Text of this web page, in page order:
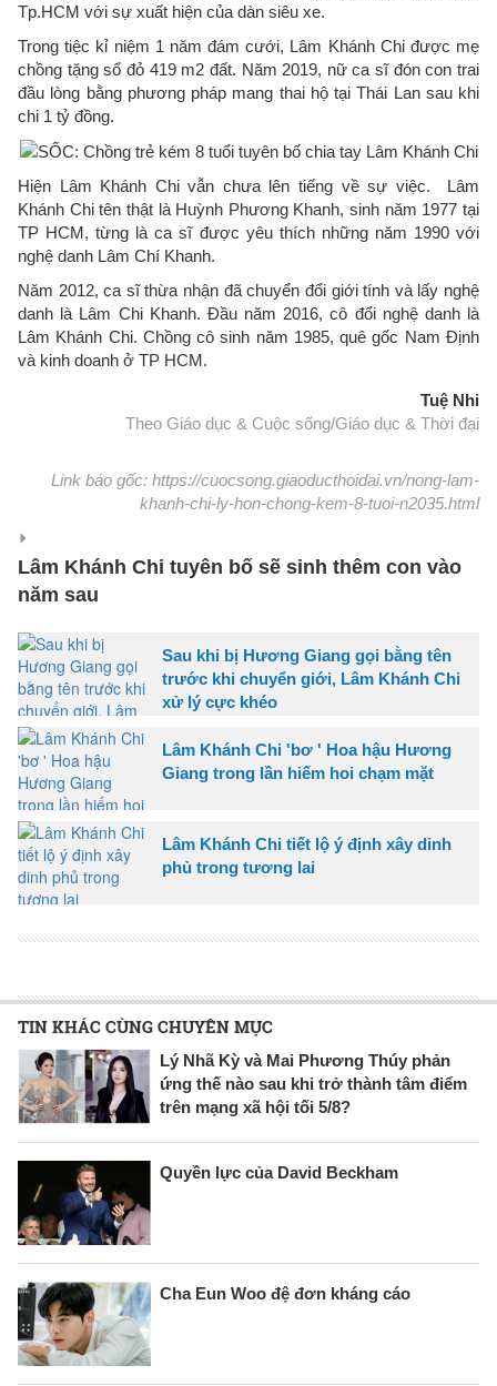
Tp.HCM với sự xuất hiện của dàn siêu xe.
Trong tiệc kỉ niệm 1 năm đám cưới, Lâm Khánh Chi được mẹ
chồng tặng sổ đỏ 419 m2 đất. Năm 2019, nữ ca sĩ đón con trai
đầu lòng bằng phương pháp mang thai hộ tại Thái Lan sau khi
chi 1 tỷ đồng.
Hiện Lâm Khánh Chi vẫn chưa lên tiếng về sự việc. Lâm
Khánh Chi tên thật là Huỳnh Phương Khanh, sinh năm 1977 tại
TP HCM, từng là ca sĩ được yêu thích những năm 1990 với
nghệ danh Lâm Chí Khanh.
Năm 2012, ca sĩ thừa nhận đã chuyển đổi giới tính và lấy nghệ
danh là Lâm Chi Khanh. Đầu năm 2016, cô đổi nghệ danh là
Lâm Khánh Chi. Chồng cô sinh năm 1985, quê gốc Nam Định
và kinh doanh ở TP HCM.
Tuệ Nhi
Theo Giáo dục & Cuộc sống/Giáo dục & Thời đại
Link báo gốc: https://cuocsong.giaoducthoidai.vn/nong-lam-
khanh-chi-ly-hon-chong-kem-8-tuoi-n2035.html
Lâm Khánh Chi tuyên bố sẽ sinh thêm con vào
năm sau
Sau khi bị Hương Giang gọi bằng tên
trước khi chuyển giới, Lâm Khánh Chi
xử lý cực khéo
Lâm Khánh Chi 'bơ ' Hoa hậu Hương
Giang trong lần hiếm hoi chạm mặt
Lâm Khánh Chi tiết lộ ý định xây dinh
phủ trong tương lai
TIN KHÁC CÙNG CHUYÊN MỤC
Lý Nhã Kỳ và Mai Phương Thúy phản
ứng thế nào sau khi trở thành tâm điểm
trên mạng xã hội tối 5/8?
Quyền lực của David Beckham
Cha Eun Woo đệ đơn kháng cáo